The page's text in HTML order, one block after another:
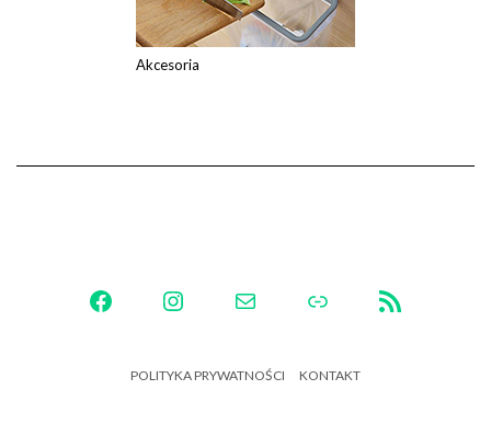
Akcesoria
FACEBOOKINSTAGRAM
MAIL LINK RSS FEED
POLITYKA PRYWATNOŚCI KONTAKT